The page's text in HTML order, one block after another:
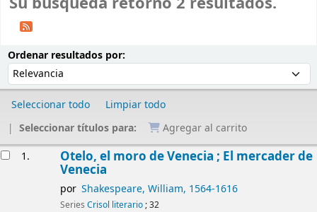
Ordenar resultados por:
Seleccionar todo
Limpiar todo
Seleccionar títulos para:
Agregar al carrito
1. Otelo, el moro de Venecia ; El mercader de
Venecia
por Shakespeare, William, 1564-1616
Series Crisol literario; 32